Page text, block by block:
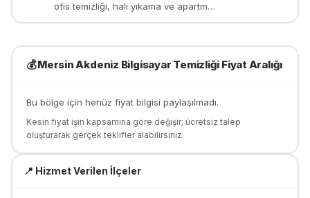
ofis temizliği, halı yıkama ve apartman
temizliği yapıyorum. 8 yıllık deneyim.
💰Mersin Akdeniz Bilgisayar Temizliği Fiyat Aralığı
Bu bölge için henüz fiyat bilgisi paylaşılmadı.
Kesin fiyat işin kapsamına göre değişir; ücretsiz talep
oluşturarak gerçek teklifler alabilirsiniz.
📍 Hizmet Verilen İlçeler